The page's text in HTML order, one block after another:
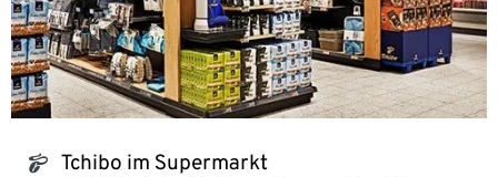
tchibo_logo Tchibo im Supermarkt